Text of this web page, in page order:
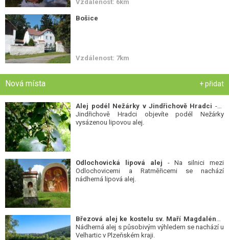
Vzdálenost: 6km
Bošice
Vzdálenost: 7km
Nová místa + přidat
Alej podél Nežárky v Jindřichově Hradci - V
Jindřichově Hradci objevíte podél Nežárky
vysázenou lipovou alej.
Odlochovická lipová alej - Na silnici mezi
Odlochovicemi a Ratměřicemi se nachází
nádherná lipová alej.
Březová alej ke kostelu sv. Maří Magdalény-
Nádherná alej s působivým výhledem se nachází u
Velhartic v Plzeňském kraji.